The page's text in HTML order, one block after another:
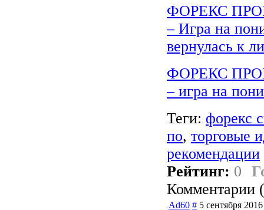
ФОРЕКС
– Игра на
вернулась к
ФОРЕКС
– игра на
Теги: форекс
по, торговые
рекомендации
Рейтинг: 0
Комментарии
Ad60 # 5 сентября